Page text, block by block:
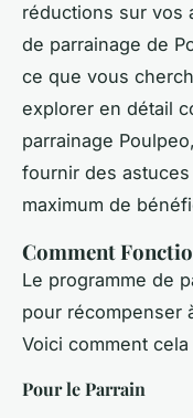
réductions sur vos
de parrainage de
ce que vous
explorer en détail
parrainage
fournir des
maximum de
Comment
Le programme de
pour récompenser
Voici comment
Pour le Parrain